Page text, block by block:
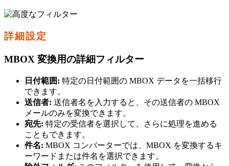
詳細設定
MBOX 変換用の詳細フィルター
日付範囲: 特定の日付範囲の MBOX データを一括移行
できます。
送信者: 送信者名を入力すると、その送信者の MBOX
メールのみを変換できます。
宛先: 特定の受信者を選択して、さらに処理を進める
こともできます。
件名: MBOX コンバーターでは、MBOX を変換するキ
ーワードまたは件名を選択できます。